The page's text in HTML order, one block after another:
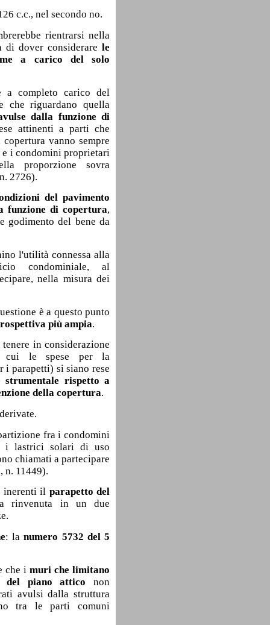
c.c., nel secondo no.
rientrarsi nella
di dover considerare le
a carico del solo
a completo carico del
che riguardano quella
dalla funzione di
attinenti a parti che
vanno sempre
i condomini proprietari
proporzione sovra
2726).
del pavimento
funzione di copertura,
godimento del bene da
l'utilità connessa alla
condominiale, al
nella misura dei
è a questo punto
più ampia.
in considerazione
cui le spese per la
i parapetti) si siano rese
strumentale rispetto a
della copertura.
fra i condomini
i lastrici solari di uso
chiamati a partecipare
n. 11449).
inerenti il parapetto del
rinvenuta in un due
: lanumero 5732 del 5
che i muri che limitano
del piano attico non
avulsi dalla struttura
tra le parti comuni